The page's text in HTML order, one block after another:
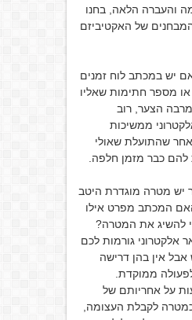
והעברה הלאה, בחנו
של האקטיביזם
יש במכתב לוח זמנים
מספר חתימות שאליו
הצער, רוב
ממשיכות
שהתועלת שאולי
להם כבר מזמן חלפה.
יש מטרה מוגדרת היטב
המכתב מפרט אילו
להשיג את המטרה?
אלקטרוני גורמות לכם
אבל אין בהן דרישה
ממוקדת.
על אחריותם של
לקבלת העצומה,